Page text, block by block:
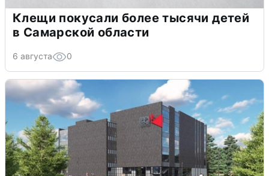
Клещи покусали более тысячи детей
в Самарской области
6 августа 0